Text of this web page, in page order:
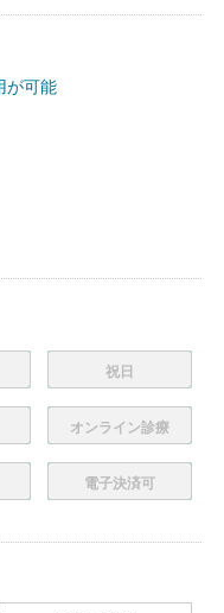
が可能
祝日
オンライン診療
電子決済可